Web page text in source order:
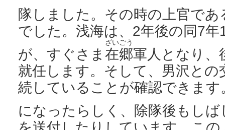
隊しました。その時の上官であ
でした。浅海は、2年後の同7
が、すぐさま 在郷
ざいごう
軍人となり、
就任します。そして、男沢との
続していることが確認できま
になったらしく、除隊後もしば